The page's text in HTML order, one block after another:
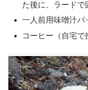
た後に、ラードで
一人前用味噌汁パ
コーヒー（自宅